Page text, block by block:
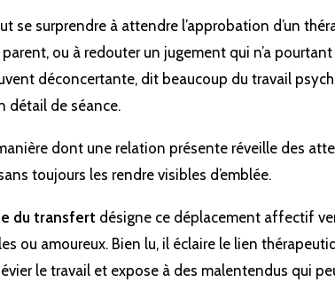
se surprendre à attendre l’approbation d’un
parent, ou à redouter un jugement qui n’a
déconcertante, dit beaucoup du travail
détail de séance.
dont une relation présente réveille des
toujours les rendre visibles d’emblée.
du transfert désigne ce déplacement affectif
ou amoureux. Bien lu, il éclaire le lien
le travail et expose à des malentendus qui